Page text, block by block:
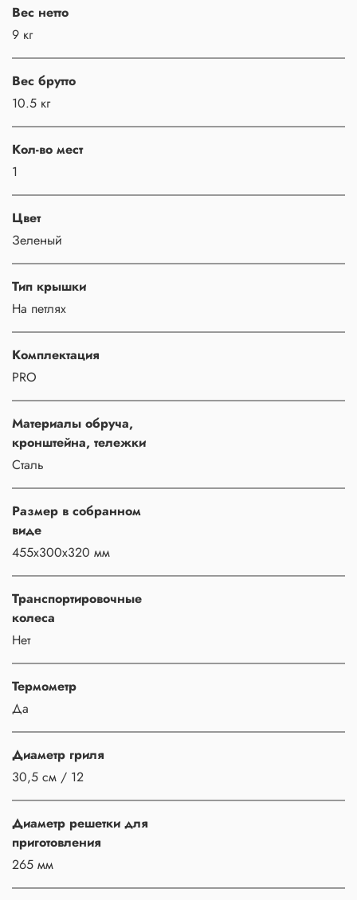
Вес нетто
9 кг
Вес брутто
10.5 кг
Кол-во мест
1
Цвет
Зеленый
Тип крышки
На петлях
Комплектация
PRO
Материалы обруча,
кронштейна, тележки
Сталь
Размер в собранном
виде
455х300х320 мм
Транспортировочные
колеса
Нет
Термометр
Да
Диаметр гриля
30,5 см / 12
Диаметр решетки для
приготовления
265 мм